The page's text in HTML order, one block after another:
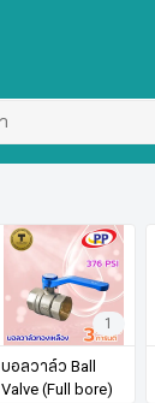
1
บอลวาล์ว Ball
Valve (Full bore)